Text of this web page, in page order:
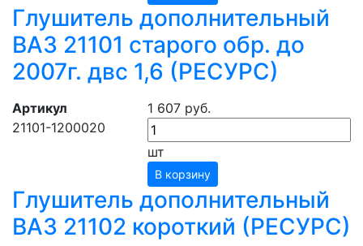
Глушитель дополнительный
ВАЗ 21101 старого обр. до
2007г. двс 1,6 (РЕСУРС)
Артикул
21101-1200020
1 607 руб.
шт
В корзину
Глушитель дополнительный
ВАЗ 21102 короткий (РЕСУРС)